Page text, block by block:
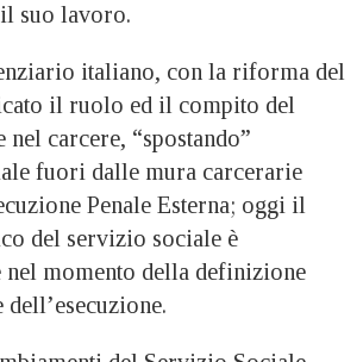
suo lavoro.
italiano, con la riforma del
il ruolo ed il compito del
carcere, “spostando”
fuori dalle mura carcerarie
Penale Esterna; oggi il
del servizio sociale è
momento della definizione